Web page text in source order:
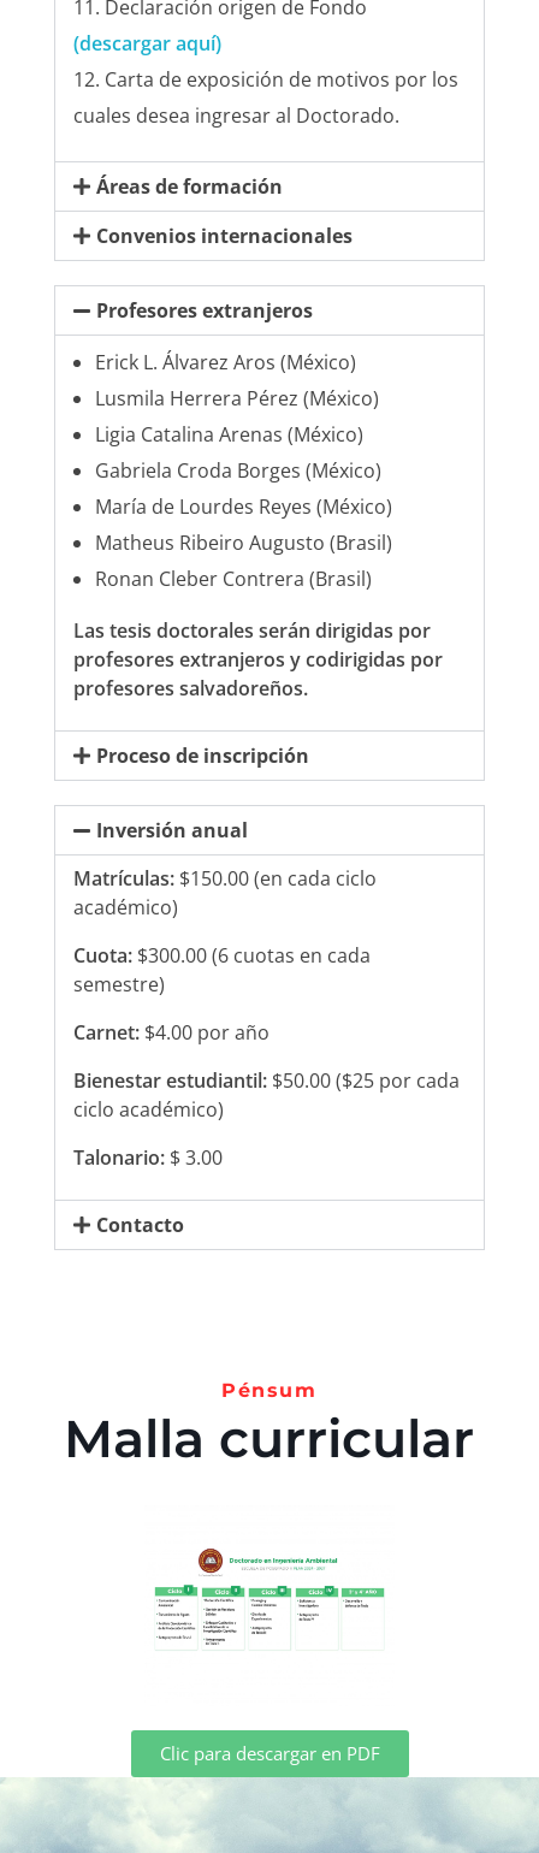
Declaración origen de Fondo
(descargar aquí)
Carta de exposición de motivos por los
cuales desea ingresar al Doctorado.
Áreas de formación
Convenios internacionales
Profesores extranjeros
Erick L. Álvarez Aros (México)
Lusmila Herrera Pérez (México)
Ligia Catalina Arenas (México)
Gabriela Croda Borges (México)
María de Lourdes Reyes (México)
Matheus Ribeiro Augusto (Brasil)
Ronan Cleber Contrera (Brasil)
Las tesis doctorales serán dirigidas por
profesores extranjeros y codirigidas por
profesores salvadoreños.
Proceso de inscripción
Inversión anual
Matrículas: $150.00 (en cada ciclo
académico)
Cuota: $300.00 (6 cuotas en cada
semestre)
Carnet: $4.00 por año
Bienestar estudiantil: $50.00 ($25 por cada
ciclo académico)
Talonario: $ 3.00
Contacto
Pénsum
Malla curricular
Clic para descargar en PDF